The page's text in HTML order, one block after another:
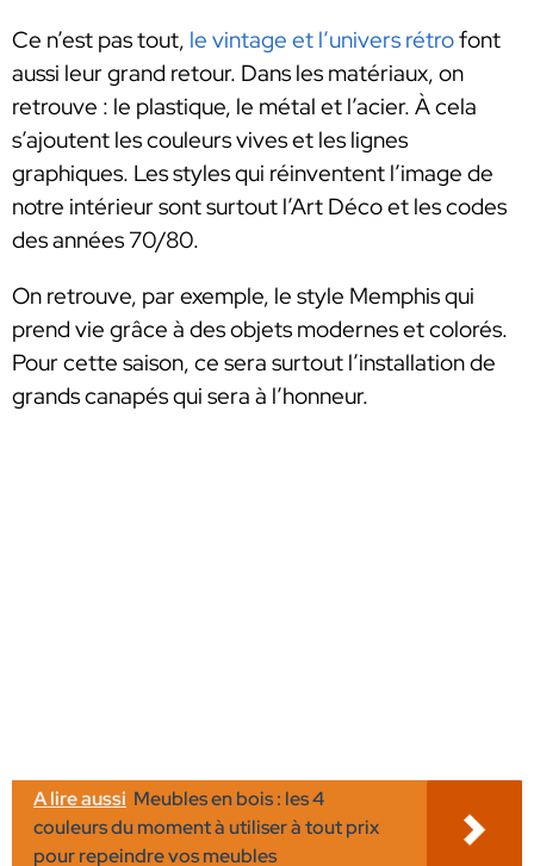
Ce n’est pas tout, le vintage et l’univers rétrofont
aussi leur grand retour. Dans les matériaux, on
retrouve : le plastique, le métal et l’acier. À cela
s’ajoutent les couleurs vives et les lignes
graphiques. Les styles qui réinventent l’image de
notre intérieur sont surtout l’Art Déco et les codes
des années 70/80.
On retrouve, par exemple, le style Memphis qui
prend vie grâce à des objets modernes et colorés.
Pour cette saison, ce sera surtout l’installation de
grands canapés qui sera à l’honneur.
A lire aussi Meubles en bois : les 4
couleurs du moment à utiliser à tout prix
pour repeindre vos meubles